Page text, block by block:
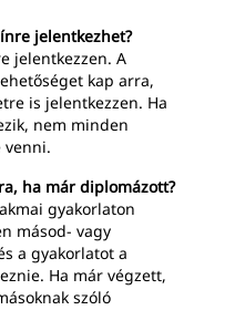
jelentkezhet?
jelentkezzen. A
kap arra,
is jelentkezzen. Ha
nem minden
venni.
ha már diplomázott?
gyakorlaton
másod- vagy
a gyakorlatot a
Ha már végzett,
szóló